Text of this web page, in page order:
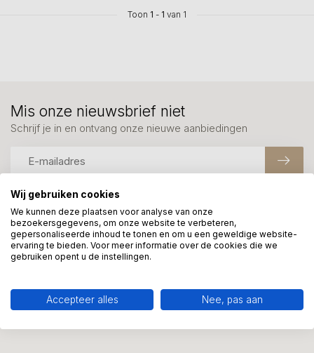
Toon 1 - 1 van 1
Meer informatie?
We helpen graag met uw keuze of geven advies, bel of app
ons 7 dagen per week: 06-23643267
Mis onze nieuwsbrief niet
Schrijf je in en ontvang onze nieuwe aanbiedingen
Wij gebruiken cookies
We kunnen deze plaatsen voor analyse van onze
bezoekersgegevens, om onze website te verbeteren,
gepersonaliseerde inhoud te tonen en om u een geweldige website-
ervaring te bieden. Voor meer informatie over de cookies die we
gebruiken opent u de instellingen.
Accepteer alles Nee, pas aan